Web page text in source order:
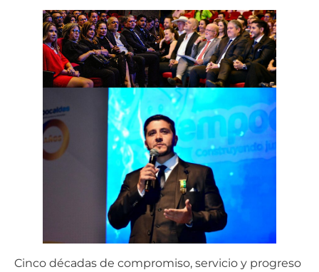
Cinco décadas de compromiso, servicio y progreso